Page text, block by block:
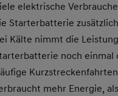
elektrische
Starterbatterie
Kälte nimmt die
noch einmal
mehr Energie,